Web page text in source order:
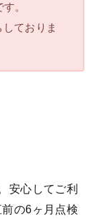
。
ておりま
安心してご利
の6ヶ月点検